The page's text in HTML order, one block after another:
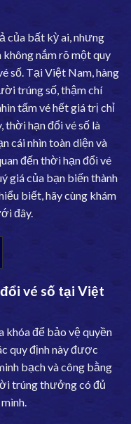
của bất kỳ ai, nhưng
không nắm rõ một quy
số. Tại Việt Nam, hàng
trúng số, thậm chí
tấm vé hết giá trị chỉ
thời hạn đổi vé số là
cái nhìn toàn diện và
đến thời hạn đổi vé
giá của bạn biến thành
biết, hãy cùng khám
đây.
vé số tại Việt
khóa để bảo vệ quyền
quy định này được
bạch và công bằng
trúng thưởng có đủ